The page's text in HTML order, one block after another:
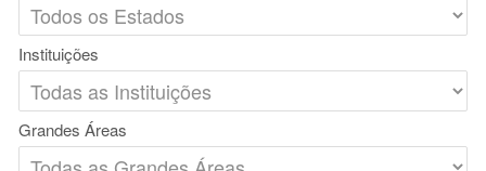
Instituições
Grandes Áreas